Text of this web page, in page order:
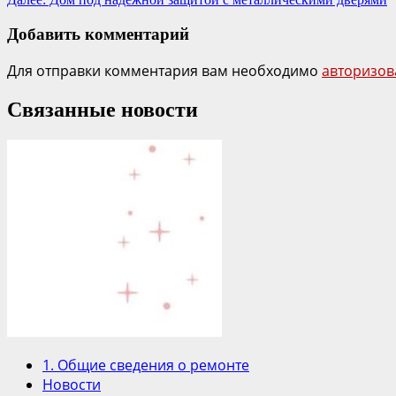
Добавить комментарий
Для отправки комментария вам необходимо
Связанные новости
1. Общие сведения о ремонте
Новости